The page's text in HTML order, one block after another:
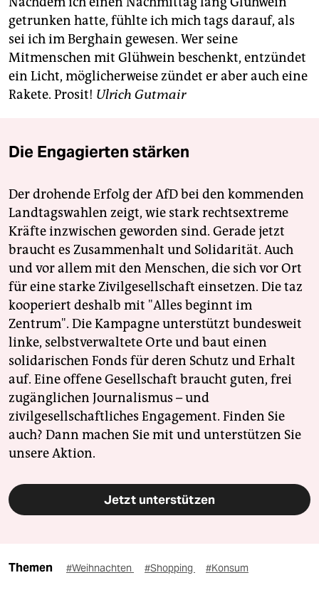
getrunken hatte, fühlte ich mich tags darauf, als
sei ich im Berghain gewesen. Wer seine
Mitmenschen mit Glühwein beschenkt, entzündet
ein Licht, möglicherweise zündet er aber auch eine
Rakete. Prosit! Ulrich Gutmair
Die Engagierten stärken
Der drohende Erfolg der AfD bei den kommenden
Landtagswahlen zeigt, wie stark rechtsextreme
Kräfte inzwischen geworden sind. Gerade jetzt
braucht es Zusammenhalt und Solidarität. Auch
und vor allem mit den Menschen, die sich vor Ort
für eine starke Zivilgesellschaft einsetzen. Die taz
kooperiert deshalb mit "Alles beginnt im
Zentrum". Die Kampagne unterstützt bundesweit
linke, selbstverwaltete Orte und baut einen
solidarischen Fonds für deren Schutz und Erhalt
auf. Eine offene Gesellschaft braucht guten, frei
zugänglichen Journalismus – und
zivilgesellschaftliches Engagement. Finden Sie
auch? Dann machen Sie mit und unterstützen Sie
unsere Aktion.
Jetzt unterstützen
Themen #Weihnachten #Shopping #Konsum